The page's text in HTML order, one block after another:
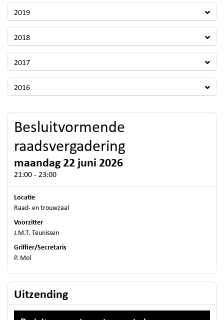
2019
2018
2017
2016
Besluitvormende
raadsvergadering
maandag 22 juni 2026
21:00 - 23:00
Locatie
Raad- en trouwzaal
Voorzitter
J.M.T. Teunissen
Griffier/Secretaris
P. Mol
Uitzending